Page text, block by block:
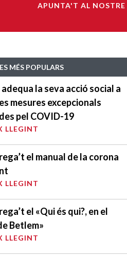
APUNTA'T AL
MÉS POPULARS
la seva acció social a
mesures excepcionals
pel COVID-19
LLEGINT
el manual de la corona
LLEGINT
el «Qui és qui?, en el
Betlem»
LLEGINT